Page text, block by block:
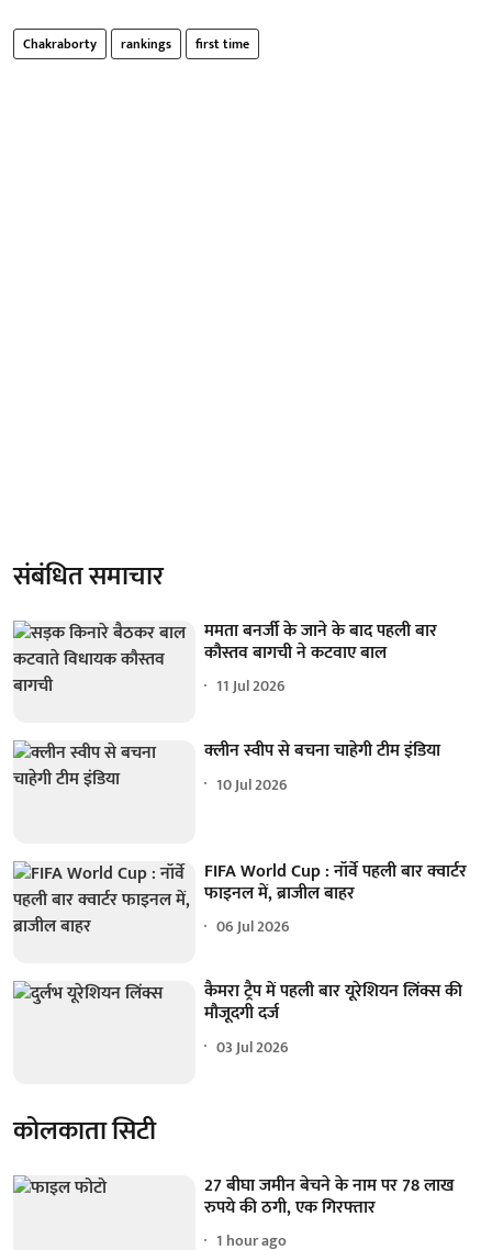
Chakraborty rankings first time
संबंधित समाचार
ममता बनर्जी के जाने के बाद पहली बार
कौस्तव बागची ने कटवाए बाल
11 Jul 2026
क्लीन स्वीप से बचना चाहेगी टीम इंडिया
10 Jul 2026
FIFA World Cup : नॉर्वे पहली बार क्वार्टर
फाइनल में, ब्राजील बाहर
06 Jul 2026
कैमरा ट्रैप में पहली बार यूरेशियन लिंक्स की
मौजूदगी दर्ज
03 Jul 2026
कोलकाता सिटी
27 बीघा जमीन बेचने के नाम पर 78 लाख
रुपये की ठगी, एक गिरफ्तार
1 hour ago